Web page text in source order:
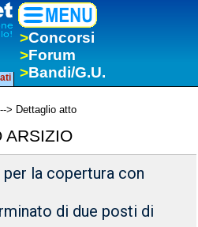
>Concorsi
>Forum
>Bandi/G.U.
--> Dettaglio atto
ARSIZIO
la copertura con
di due posti di